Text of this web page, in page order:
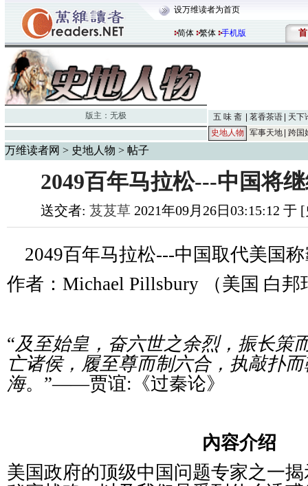
设万维读者为首页
简体 繁体 手机版 首
版主： 无极 五 味 斋 茗香茶语
天下
史地人物
军事天地 跨国
万维读者网 > 史地人物 > 帖子
2049百年马拉松---中国将
送交者: 芨芨草 2021年09月26日03:15:12 于
2049百年马拉松---中国取代美国
作者： Michael Pillsbury （美国 白邦
“及至始皇， 奋六世之余烈，振长策
亡诸侯，履至尊而制六合， 执敲扑
海。 ”——贾谊: 《过秦论》
內容介绍
美国政府的顶级中国 问题专家之一